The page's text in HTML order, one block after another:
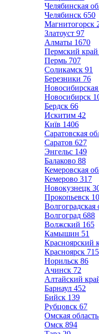
Челябинская
Челябинск 650
Магнитогорск
Златоуст 97
Алматы 1670
Пермский край
Пермь 707
Соликамск 91
Березники 76
Новосибирская
Новосибирск
Бердск 66
Искитим 42
Київ 1406
Саратовская
Саратов 627
Энгельс 149
Балаково 88
Кемеровская
Кемерово 317
Новокузнецк
Прокопьевск
Волгоградская
Волгоград 688
Волжский 165
Камышин 51
Красноярский
Красноярск 715
Норильск 86
Ачинск 72
Алтайский
Барнаул 452
Бийск 139
Рубцовск 67
Омская область
Омск 894